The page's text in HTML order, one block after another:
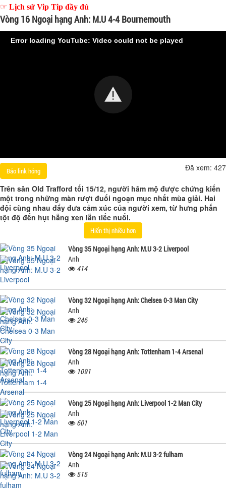
☞ Lịch sử Vip Tip đầy đủ
Vòng 16 Ngoại hạng Anh: M.U 4-4 Bournemouth
Error loading YouTube: Video could not be played
Báo link hỏng Đã xem: 427
Trên sân Old Trafford tối 15/12, người hâm mộ được chứng kiến
một trong những màn rượt đuổi ngoạn mục nhất mùa giải. Hai
đội cùng nhau đẩy đưa cảm xúc của người xem, từ hưng phấn
tột độ đến hụt hẫng xen lẫn tiếc nuối.
Hiển thị nhiều hơn
Vòng 35 Ngoại hạng Anh: M.U 3-2 Liverpool
Anh
414
Vòng 32 Ngoại hạng Anh: Chelsea 0-3 Man City
Anh
246
Vòng 28 Ngoại hạng Anh: Tottenham 1-4 Arsenal
Anh
1091
Vòng 25 Ngoại hạng Anh: Liverpool 1-2 Man City
Anh
601
Vòng 24 Ngoại hạng Anh: M.U 3-2 fulham
Anh
515